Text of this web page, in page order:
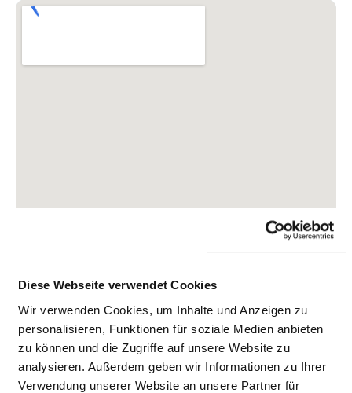
Diese Webseite verwendet Cookies
Wir verwenden Cookies, um Inhalte und Anzeigen zu
personalisieren, Funktionen für soziale Medien anbieten
zu können und die Zugriffe auf unsere Website zu
analysieren. Außerdem geben wir Informationen zu Ihrer
Verwendung unserer Website an unsere Partner für
Rudolf-Buchheim-Straße 8
35392 Gießen
Tel.:0641-985-60
Mail:ed.mg-ku@ig.fgk